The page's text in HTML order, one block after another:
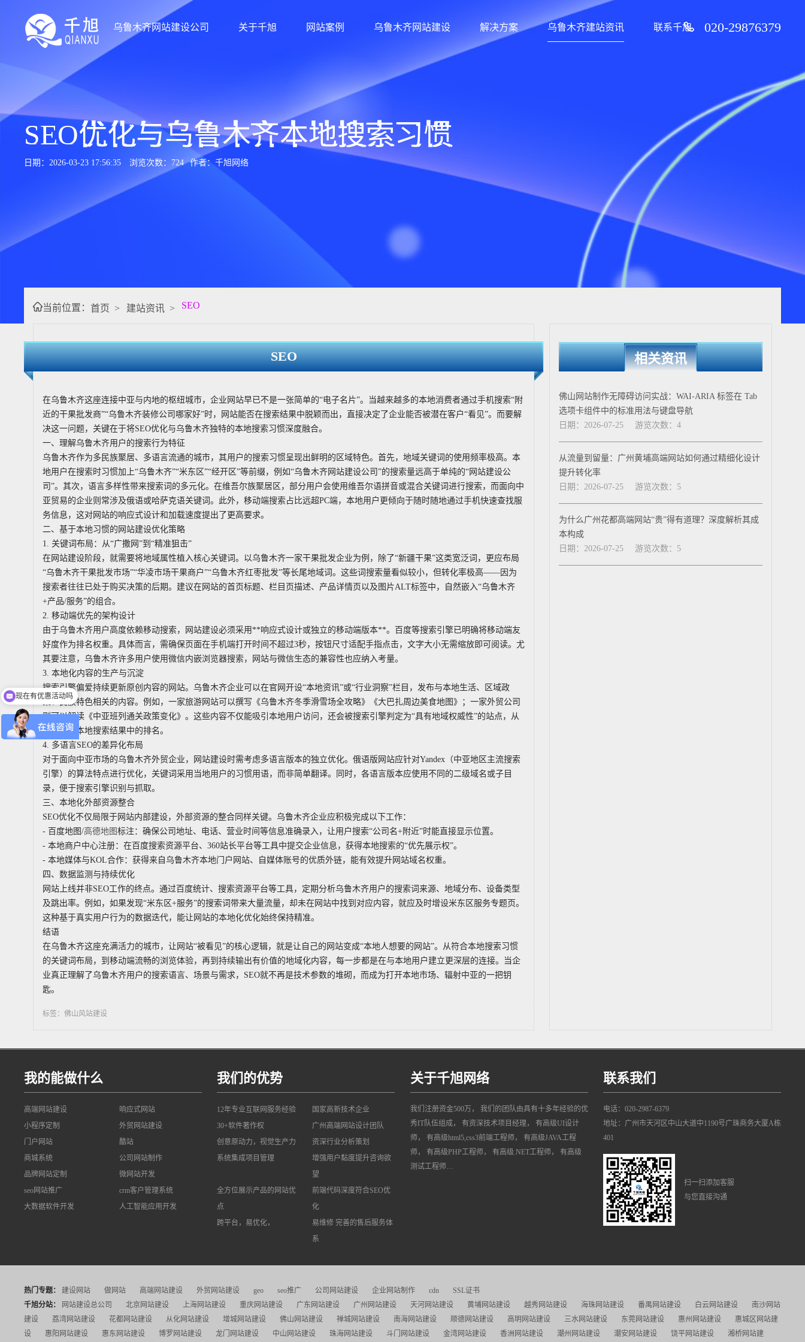
乌鲁木齐网站建设公司 关于千旭 网站案例 乌鲁木齐网站建设 解决方案 乌鲁木齐建站资讯 联系千旭 020-29876379
SEO优化与乌鲁木齐本地搜索习惯
日期：2026-03-23 17:56:35 浏览次数：724 作者：千旭网络
当前位置： 首页 > 建站资讯 > SEO
SEO
在乌鲁木齐这座连接中亚与内地的枢纽城市，企业网站早已不是一张简单的“电子名片”。当越来越多的本地消费者通过手机搜索“附
近的干果批发商”“乌鲁木齐装修公司哪家好”时，网站能否在搜索结果中脱颖而出，直接决定了企业能否被潜在客户“看见”。而要解
决这一问题，关键在于将SEO优化与乌鲁木齐独特的本地搜索习惯深度融合。
一、理解乌鲁木齐用户的搜索行为特征
乌鲁木齐作为多民族聚居、多语言流通的城市，其用户的搜索习惯呈现出鲜明的区域特色。首先，地域关键词的使用频率极高。本
地用户在搜索时习惯加上“乌鲁木齐”“米东区”“经开区”等前缀，例如“乌鲁木齐网站建设公司”的搜索量远高于单纯的“网站建设公
司”。其次，语言多样性带来搜索词的多元化。在维吾尔族聚居区，部分用户会使用维吾尔语拼音或混合关键词进行搜索，而面向中
亚贸易的企业则常涉及俄语或哈萨克语关键词。此外，移动端搜索占比远超PC端，本地用户更倾向于随时随地通过手机快速查找服
务信息，这对网站的响应式设计和加载速度提出了更高要求。
二、基于本地习惯的网站建设优化策略
1. 关键词布局：从“广撒网”到“精准狙击”
在网站建设阶段，就需要将地域属性植入核心关键词。以乌鲁木齐一家干果批发企业为例，除了“新疆干果”这类宽泛词，更应布局
“乌鲁木齐干果批发市场”“华凌市场干果商户”“乌鲁木齐红枣批发”等长尾地域词。这些词搜索量看似较小，但转化率极高——因为
搜索者往往已处于购买决策的后期。建议在网站的首页标题、栏目页描述、产品详情页以及图片ALT标签中，自然嵌入“乌鲁木齐
+产品/服务”的组合。
2. 移动端优先的架构设计
由于乌鲁木齐用户高度依赖移动搜索，网站建设必须采用**响应式设计或独立的移动端版本**。百度等搜索引擎已明确将移动端友
好度作为排名权重。具体而言，需确保页面在手机端打开时间不超过3秒，按钮尺寸适配手指点击，文字大小无需缩放即可阅读。尤
其要注意，乌鲁木齐许多用户使用微信内嵌浏览器搜索，网站与微信生态的兼容性也应纳入考量。
3. 本地化内容的生产与沉淀
搜索引擎偏爱持续更新原创内容的网站。乌鲁木齐企业可以在官网开设“本地资讯”或“行业洞察”栏目，发布与本地生活、区域政
策、民族特色相关的内容。例如，一家旅游网站可以撰写《乌鲁木齐冬季滑雪场全攻略》《大巴扎周边美食地图》；一家外贸公司
则可以解读《中亚班列通关政策变化》。这些内容不仅能吸引本地用户访问，还会被搜索引擎判定为“具有地域权威性”的站点，从
而提升在本地搜索结果中的排名。
4. 多语言SEO的差异化布局
对于面向中亚市场的乌鲁木齐外贸企业，网站建设时需考虑多语言版本的独立优化。俄语版网站应针对Yandex（中亚地区主流搜索
引擎）的算法特点进行优化，关键词采用当地用户的习惯用语，而非简单翻译。同时，各语言版本应使用不同的二级域名或子目
录，便于搜索引擎识别与抓取。
三、本地化外部资源整合
SEO优化不仅局限于网站内部建设，外部资源的整合同样关键。乌鲁木齐企业应积极完成以下工作：
- 百度地图/高德地图标注：确保公司地址、电话、营业时间等信息准确录入，让用户搜索“公司名+附近”时能直接显示位置。
- 本地商户中心注册：在百度搜索资源平台、360站长平台等工具中提交企业信息，获得本地搜索的“优先展示权”。
- 本地媒体与KOL合作：获得来自乌鲁木齐本地门户网站、自媒体账号的优质外链，能有效提升网站域名权重。
四、数据监测与持续优化
网站上线并非SEO工作的终点。通过百度统计、搜索资源平台等工具，定期分析乌鲁木齐用户的搜索词来源、地域分布、设备类型
及跳出率。例如，如果发现“米东区+服务”的搜索词带来大量流量，却未在网站中找到对应内容，就应及时增设米东区服务专题页。
这种基于真实用户行为的数据迭代，能让网站的本地化优化始终保持精准。
结语
在乌鲁木齐这座充满活力的城市，让网站“被看见”的核心逻辑，就是让自己的网站变成“本地人想要的网站”。从符合本地搜索习惯
的关键词布局，到移动端流畅的浏览体验，再到持续输出有价值的地域化内容，每一步都是在与本地用户建立更深层的连接。当企
业真正理解了乌鲁木齐用户的搜索语言、场景与需求，SEO就不再是技术参数的堆砌，而成为打开本地市场、辐射中亚的一把钥
匙。
标签：佛山风站建设
相关资讯
佛山网站制作无障碍访问实战：WAI-ARIA 标签在 Tab
选项卡组件中的标准用法与键盘导航
日期：2026-07-25
游览次数：4
从流量到留量：广州黄埔高端网站如何通过精细化设计
提升转化率
日期：2026-07-25
游览次数：5
为什么广州花都高端网站“贵”得有道理？深度解析其成
本构成
日期：2026-07-25
游览次数：5
我的能做什么
高端网站建设
响应式网站
小程序定制
外贸网站建设
门户网站
酷站
商城系统
公司网站制作
品牌网站定制
微网站开发
seo网站推广
crm客户管理系统
大数据软件开发
人工智能应用开发
我们的优势
12年专业互联网服务经验
国家高新技术企业
30+软件著作权
广州高端网站设计团队
创意原动力，视觉生产力
资深行业分析策划
系统集成项目管理
增强用户黏度提升咨询欲
望
全方位展示产品的网站优
点
前端代码深度符合SEO优
化
跨平台，易优化，
易维修 完善的售后服务体
系
关于千旭网络
我们注册资金500万， 我们的团队由具有十多年经验的优
秀IT队伍组成， 有资深技术项目经理， 有高级UI设计
师， 有高级html5,css3前端工程师， 有高级JAVA工程
师， 有高级PHP工程师， 有高级.NET工程师， 有高级
测试工程师…
联系我们
电话：020-2987-6379
地址：广州市天河区中山大道中1190号广珠商务大厦A栋
401
扫一扫添加客服
与您直接沟通
热门专题： 建设网站 做网站 高端网站建设 外贸网站建设 geo seo推广 公司网站建设 企业网站制作 cdn
SSL证书
千旭分站：
网站建设总公司 北京网站建设 上海网站建设 重庆网站建设 广东网站建设 广州网站建设 天河网站建设 黄埔网站建设 越秀网站建设 海珠网站建设 番禺网站建设 白云网站建设
南沙网站
建设
荔湾网站建设 花都网站建设 从化网站建设 增城网站建设 佛山网站建设 禅城网站建设 南海网站建设 顺德网站建设 高明网站建设 三水网站建设 东莞网站建设 惠州网站建设
惠城区网站建
设
惠阳网站建设 惠东网站建设 博罗网站建设 龙门网站建设 中山网站建设 珠海网站建设 斗门网站建设 金湾网站建设 香洲网站建设 潮州网站建设 潮安网站建设 饶平网站建设 湘桥网站建
现在有优惠活动吗